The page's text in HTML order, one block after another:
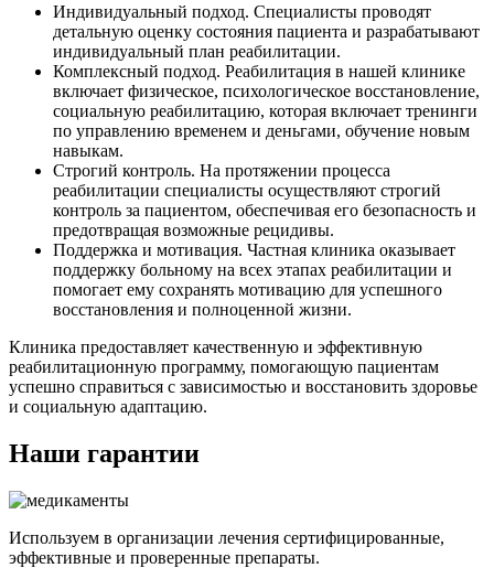
Индивидуальный подход. Специалисты проводят
детальную оценку состояния пациента и разрабатывают
индивидуальный план реабилитации.
Комплексный подход. Реабилитация в нашей клинике
включает физическое, психологическое восстановление,
социальную реабилитацию, которая включает тренинги
по управлению временем и деньгами, обучение новым
навыкам.
Строгий контроль. На протяжении процесса
реабилитации специалисты осуществляют строгий
контроль за пациентом, обеспечивая его безопасность и
предотвращая возможные рецидивы.
Поддержка и мотивация. Частная клиника оказывает
поддержку больному на всех этапах реабилитации и
помогает ему сохранять мотивацию для успешного
восстановления и полноценной жизни.
Клиника предоставляет качественную и эффективную
реабилитационную программу, помогающую пациентам
успешно справиться с зависимостью и восстановить здоровье
и социальную адаптацию.
Наши гарантии
Используем в организации лечения сертифицированные,
эффективные и проверенные препараты.